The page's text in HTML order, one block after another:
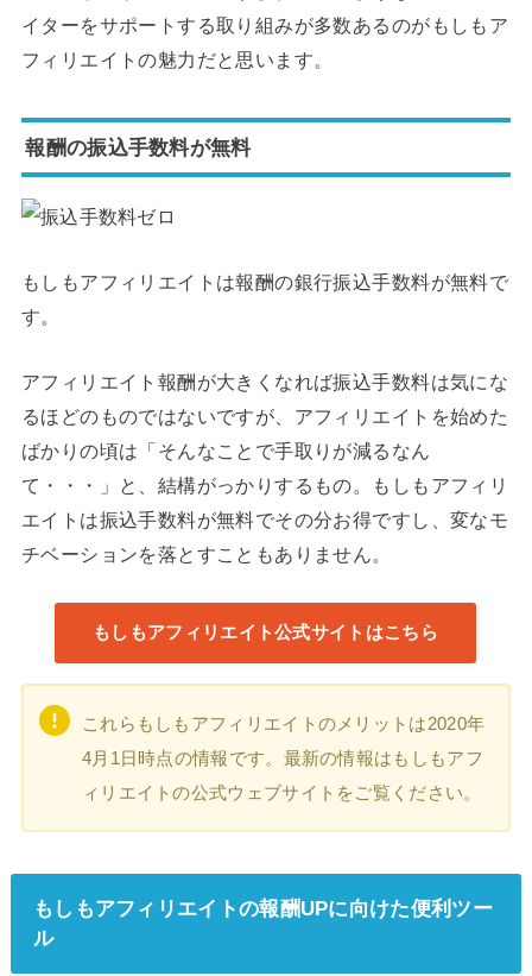
イターをサポートする取り組みが多数あるのがもしもア
フィリエイトの魅力だと思います。
報酬の振込手数料が無料
もしもアフィリエイトは報酬の銀行振込手数料が無料で
す。
アフィリエイト報酬が大きくなれば振込手数料は気にな
るほどのものではないですが、アフィリエイトを始めた
ばかりの頃は「そんなことで手取りが減るなん
て・・・」と、結構がっかりするもの。もしもアフィリ
エイトは振込手数料が無料でその分お得ですし、変なモ
チベーションを落とすこともありません。
もしもアフィリエイト公式サイトはこちら
これらもしもアフィリエイトのメリットは2020年
4月1日時点の情報です。最新の情報はもしもアフ
ィリエイトの公式ウェブサイトをご覧ください。
もしもアフィリエイトの報酬UPに向けた便利ツー
ル